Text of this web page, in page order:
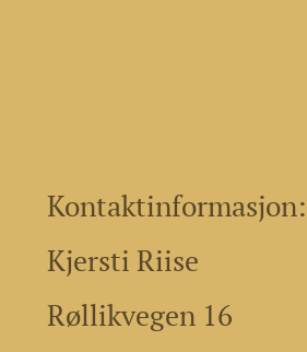
Kontaktinformasjon:
Kjersti Riise
Røllikvegen 16